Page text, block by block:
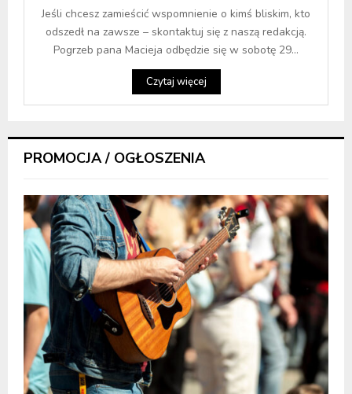
Jeśli chcesz zamieścić wspomnienie o kimś bliskim, kto
odszedł na zawsze – skontaktuj się z naszą redakcją.
Pogrzeb pana Macieja odbędzie się w sobotę 29...
Czytaj więcej
PROMOCJA / OGŁOSZENIA